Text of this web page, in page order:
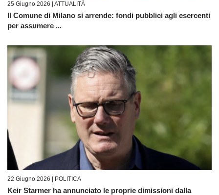
25 Giugno 2026 | ATTUALITÀ
Il Comune di Milano si arrende: fondi pubblici agli esercenti
per assumere ...
22 Giugno 2026 | POLITICA
Keir Starmer ha annunciato le proprie dimissioni dalla